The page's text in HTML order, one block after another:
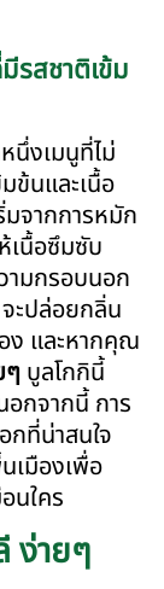
รสชาติเข้ม
นึ่งเมนูที่ไม่
ข้นและเนื้อ
จากการหมัก
เนื้อซึมซับ
ามกรอบนอก
ะปล่อยกลิ่น
ง และหากคุณ
ๆ บูลโกกินี้
กจากนี้ การ
กที่น่าสนใจ
เมืองเพื่อ
นใคร
ง่ายๆ